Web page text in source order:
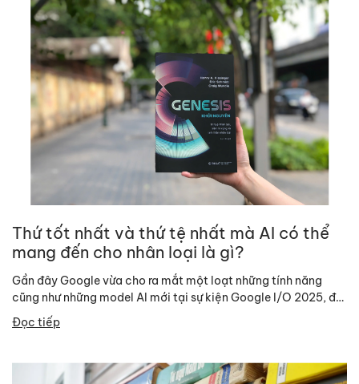
Thứ tốt nhất và thứ tệ nhất mà AI có thể
mang đến cho nhân loại là gì?
Gần đây Google vừa cho ra mắt một loạt những tính năng
cũng như những model AI mới tại sự kiện Google I/O 2025, đã
lại...
Đọc tiếp